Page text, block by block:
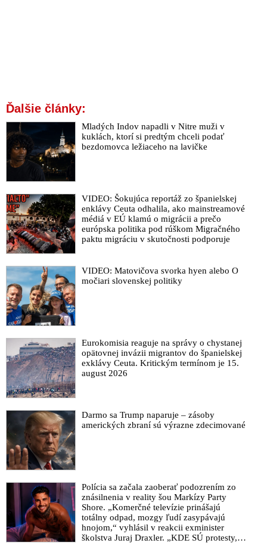
Ďalšie články:
Mladých Indov napadli v Nitre muži v
kuklách, ktorí si predtým chceli podať
bezdomovca ležiaceho na lavičke
VIDEO: Šokujúca reportáž zo španielskej
enklávy Ceuta odhalila, ako mainstreamové
médiá v EÚ klamú o migrácii a prečo
európska politika pod rúškom Migračného
paktu migráciu v skutočnosti podporuje
VIDEO: Matovičova svorka hyen alebo O
močiari slovenskej politiky
Eurokomisia reaguje na správy o chystanej
opätovnej invázii migrantov do španielskej
exklávy Ceuta. Kritickým termínom je 15.
august 2026
Darmo sa Trump naparuje – zásoby
amerických zbraní sú výrazne zdecimované
Polícia sa začala zaoberať podozrením zo
znásilnenia v reality šou Markízy Party
Shore. „Komerčné televízie prinášajú
totálny odpad, mozgy ľudí zasypávajú
hnojom,“ vyhlásil v reakcii exminister
školstva Juraj Draxler. „KDE SÚ protesty,